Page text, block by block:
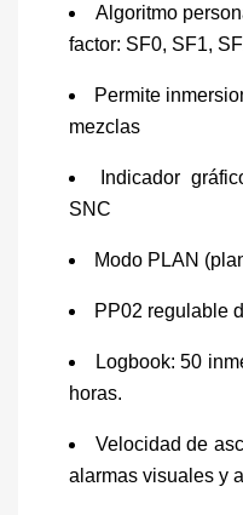
Algoritmo
factor: SF0, SF1,
Permite
mezclas
Indicador
SNC
Modo PLAN
PP02 regulable
Logbook: 50
horas.
Velocidad de
alarmas visuales y